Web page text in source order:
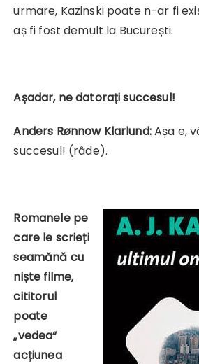
urmare, Kazinski poate n-ar fi
aș fi fost demult la București.
Așadar, ne datorați succesul!
Anders Rønnow Klarlund:Așa e,
succesul! (râde).
Romanele pe
care le scrieți
seamănă cu
niște filme,
cititorul
poate
„vedea“
acțiunea